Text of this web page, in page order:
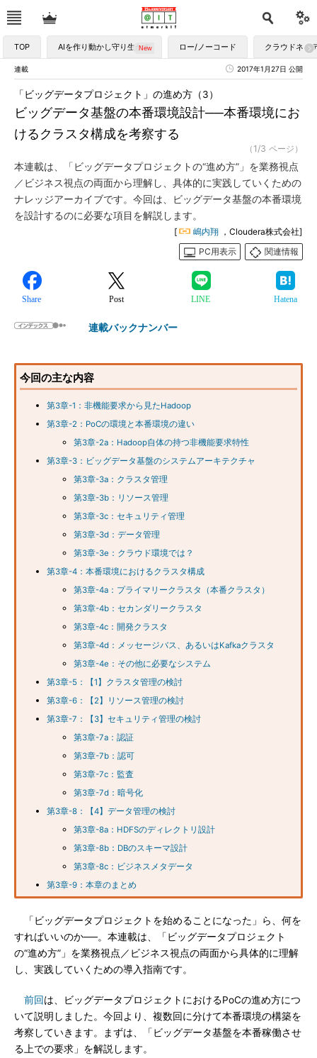
TOP AIを作り動かし守り生かす ロー/ノーコード クラウドネイ
連載 2017年1月27日 公開
ビッグデータ基盤の本番環境設計──本番環境にお
けるクラスタ構成を考察する
「ビッグデータプロジェクト」の進め方（3）
（1/3 ページ）
本連載は、「ビッグデータプロジェクトの“進め方”」を業務視点
／ビジネス視点の両面から理解し、具体的に実践していくための
ナレッジアーカイブです。今回は、ビッグデータ基盤の本番環境
を設計するのに必要な項目を解説します。
[ 嶋内翔 ，Cloudera株式会社]
PC用表示
関連情報
Share Post LINE Hatena
連載バックナンバー
今回の主な内容
第3章-1：非機能要求から見たHadoop
第3章-2：PoCの環境と本番環境の違い
第3章-2a：Hadoop自体の持つ非機能要求特性
第3章-3：ビッグデータ基盤のシステムアーキテクチャ
第3章-3a：クラスタ管理
第3章-3b：リソース管理
第3章-3c：セキュリティ管理
第3章-3d：データ管理
第3章-3e：クラウド環境では？
第3章-4：本番環境におけるクラスタ構成
第3章-4a：プライマリークラスタ（本番クラスタ）
第3章-4b：セカンダリークラスタ
第3章-4c：開発クラスタ
第3章-4d：メッセージバス、あるいはKafkaクラスタ
第3章-4e：その他に必要なシステム
第3章-5：【1】クラスタ管理の検討
第3章-6：【2】リソース管理の検討
第3章-7：【3】セキュリティ管理の検討
第3章-7a：認証
第3章-7b：認可
第3章-7c：監査
第3章-7d：暗号化
第3章-8：【4】データ管理の検討
第3章-8a：HDFSのディレクトリ設計
第3章-8b：DBのスキーマ設計
第3章-8c：ビジネスメタデータ
第3章-9：本章のまとめ
「ビッグデータプロジェクトを始めることになった」ら、何を
すればいいのか──。本連載は、「ビッグデータプロジェクト
の“進め方”」を業務視点／ビジネス視点の両面から具体的に理解
し、実践していくための導入指南です。
前回は、ビッグデータプロジェクトにおけるPoCの進め方につ
いて説明しました。今回より、複数回に分けて本番環境の構築を
考察していきます。まずは、「ビッグデータ基盤を本番稼働させ
る上での要求」を解説します。